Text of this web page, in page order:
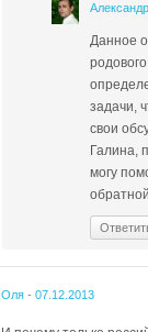
Данное
задачи,
свои
Галина,
могу
Оля - 07.12.2013